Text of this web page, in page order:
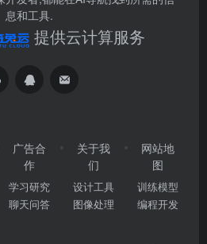
息和工具.
提供云计算服务
广告合
作
学习研究
聊天问答
关于我
们
设计工具
图像处理
网站地
图
训练模型
编程开发